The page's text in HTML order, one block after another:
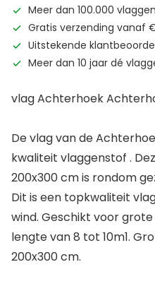
Meer dan 100.000
Gratis verzending vanaf
Uitstekende
Meer dan 10 jaar dé
vlag Achterhoek
De vlag van de
kwaliteit vlaggenstof .
200x300 cm is rondom
Dit is een topkwaliteit
wind. Geschikt voor
lengte van 8 tot 10m1.
200x300 cm.